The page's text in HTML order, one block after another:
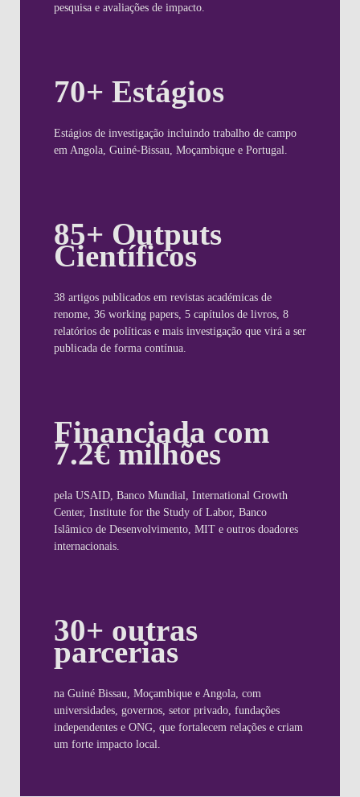
pesquisa e avaliações de impacto.
70+ Estágios
Estágios de investigação incluindo trabalho de campo
em Angola, Guiné-Bissau, Moçambique e Portugal.
85+ Outputs
Científicos
38 artigos publicados em revistas académicas de
renome, 36 working papers, 5 capítulos de livros, 8
relatórios de políticas e mais investigação que virá a ser
publicada de forma contínua.
Financiada com
7.2€ milhões
pela USAID, Banco Mundial, International Growth
Center, Institute for the Study of Labor, Banco
Islâmico de Desenvolvimento, MIT e outros doadores
internacionais.
30+ outras
parcerias
na Guiné Bissau, Moçambique e Angola, com
universidades, governos, setor privado, fundações
independentes e ONG, que fortalecem relações e criam
um forte impacto local.